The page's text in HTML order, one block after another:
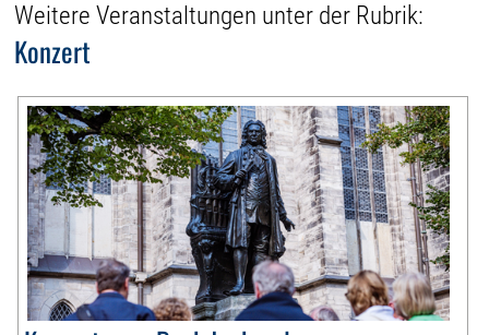
Weitere Veranstaltungen unter der Rubrik:
Konzert